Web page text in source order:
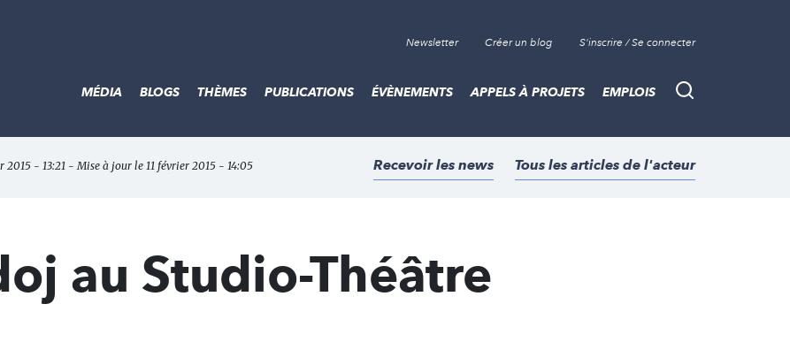
Newsletter Créer un blog S'inscrire / Se connecter
Recherche
MÉDIA BLOGS THÈMES PUBLICATIONS ÉVÈNEMENTS APPELS À PROJETS EMPLOIS
- 13:21 - Mise à jour le 11 février 2015 - 14:05 Recevoir les news Tous les articles de l'acteur
au Studio-Théâtre